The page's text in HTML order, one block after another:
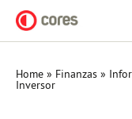
Home Finanzas
Inversor